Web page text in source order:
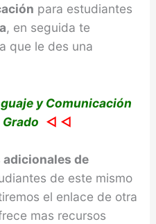
para estudiantes
, en seguida te
que le des una
y Comunicación
◁ ◁
de
de este mismo
el enlace de otra
mas recursos